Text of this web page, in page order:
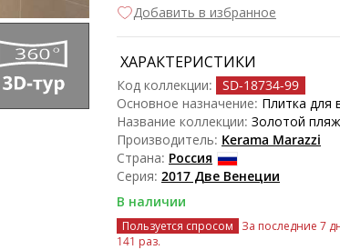
Добавить в избранное
ХАРАКТЕРИСТИКИ
Код коллекции: SD-18734-99
Основное назначение: Плитка для
Название коллекции: Золотой пляж
Производитель: Kerama Marazzi
Страна: Россия
Серия: 2017 Две Венеции
В наличии
Пользуется спросом
За последние 7
141 раз.